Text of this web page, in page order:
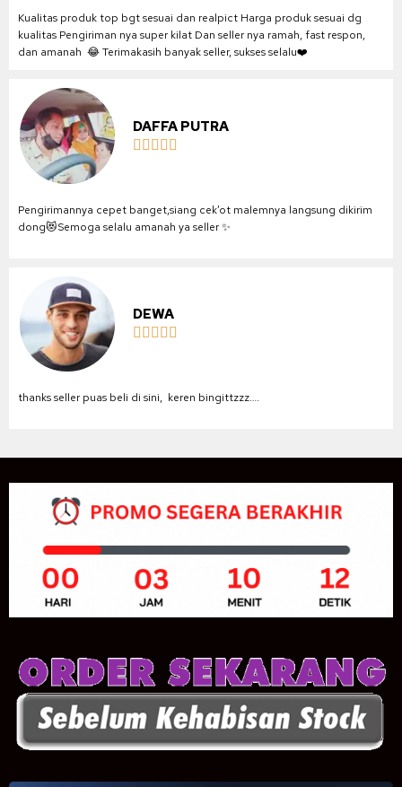
Kualitas produk top bgt sesuai dan realpict Harga produk sesuai dg
kualitas Pengiriman nya super kilat Dan seller nya ramah, fast respon,
dan amanah 😂 Terimakasih banyak seller, sukses selalu❤️
DAFFA PUTRA
    
Pengirimannya cepet banget,siang cek’ot malemnya langsung dikirim
dong😻Semoga selalu amanah ya seller ✨
DEWA
    
thanks seller puas beli di sini, keren bingittzzz….